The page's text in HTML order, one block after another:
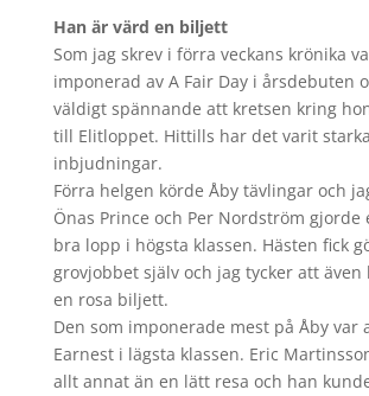
Han är värd en biljett
Som jag skrev i förra veckans krönika
imponerad av A Fair Day i årsdebuten
väldigt spännande att kretsen kring
till Elitloppet. Hittills har det varit starka
inbjudningar.
Förra helgen körde Åby tävlingar och
Önas Prince och Per Nordström gjorde
bra lopp i högsta klassen. Hästen fick
grovjobbet själv och jag tycker att även
en rosa biljett.
Den som imponerade mest på Åby var
Earnest i lägsta klassen. Eric
allt annat än en lätt resa och han